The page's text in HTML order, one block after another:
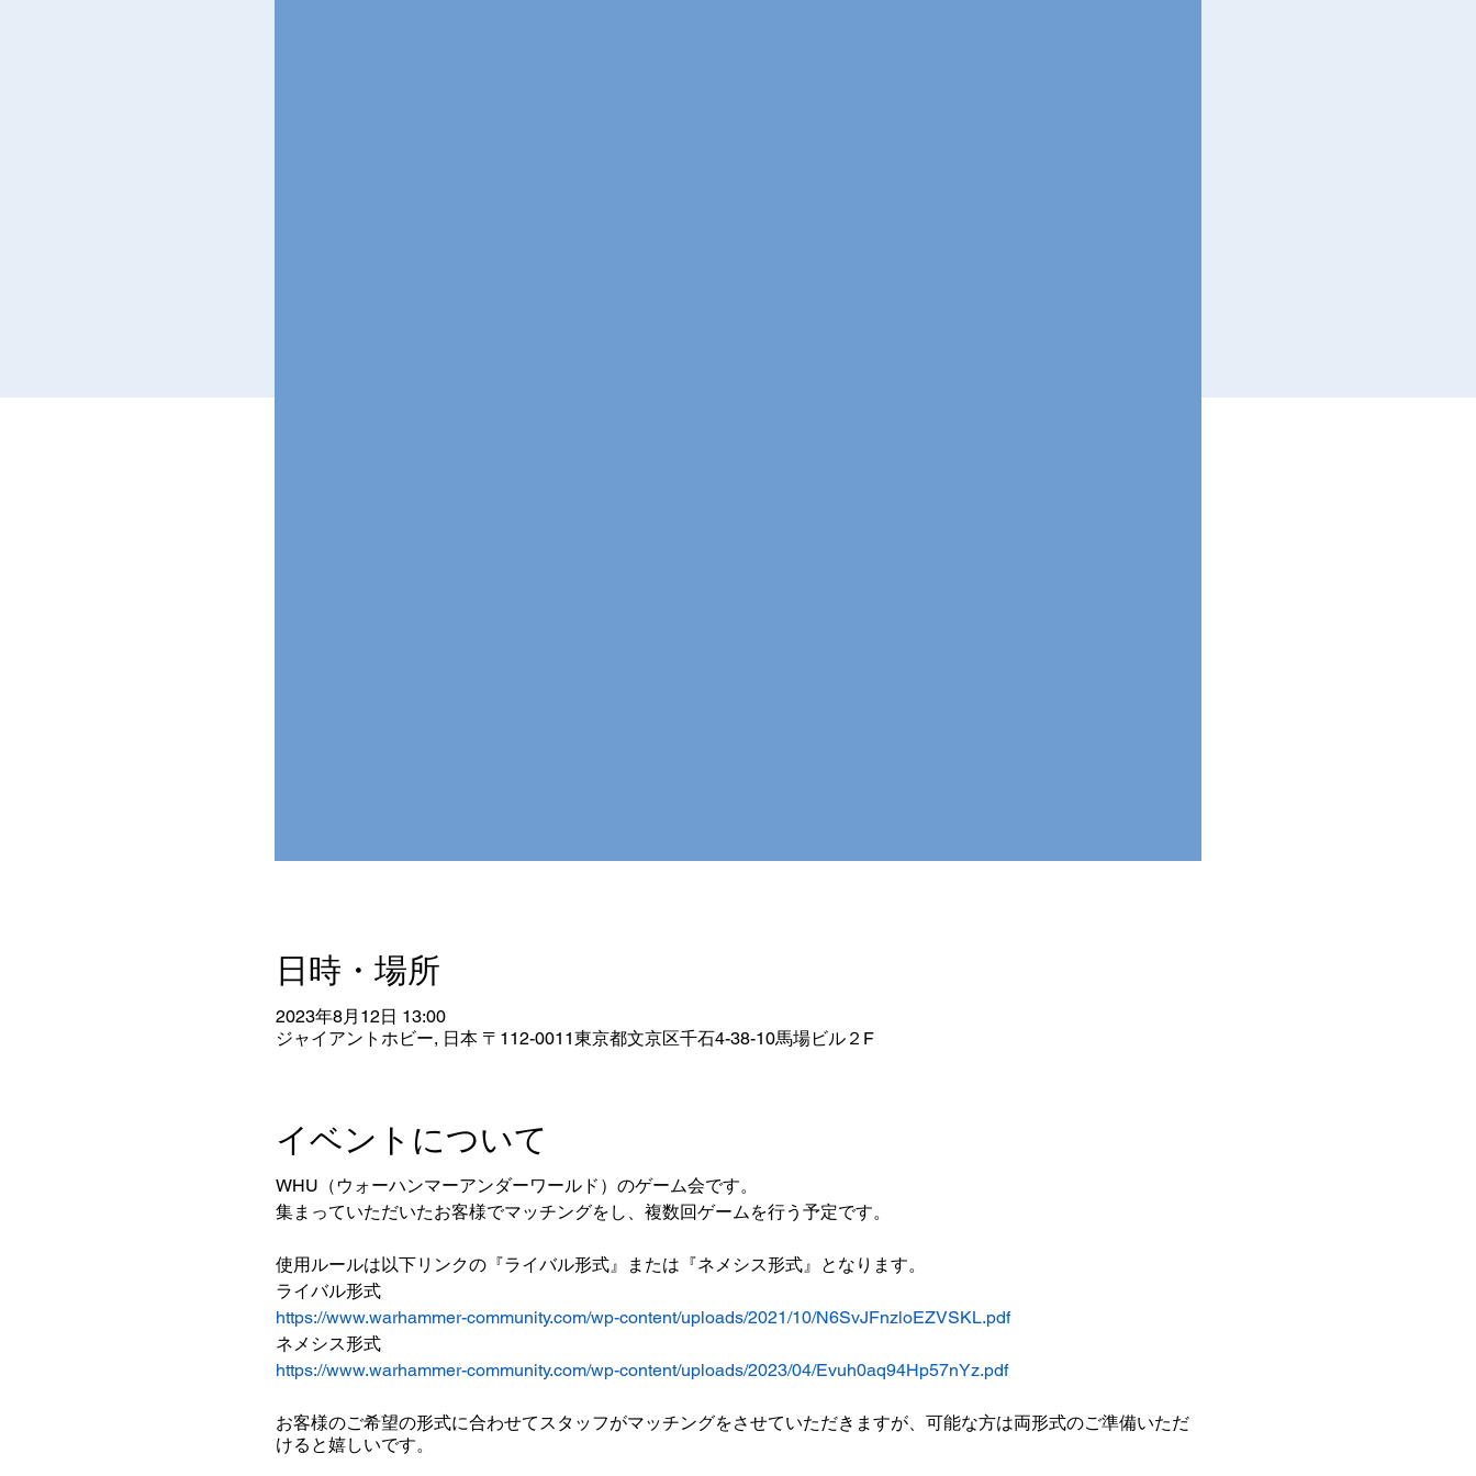
日時・場所
2023年8月12日 13:00
ジャイアントホビー, 日本 〒112-0011東京都文京区千石4-38-10馬場ビル２F
イベントについて
WHU（ウォーハンマーアンダーワールド）のゲーム会です。
集まっていただいたお客様でマッチングをし、複数回ゲームを行う予定です。
使用ルールは以下リンクの『ライバル形式』または『ネメシス形式』となります。
ライバル形式
https://www.warhammer-community.com/wp-content/uploads/2021/10/N6SvJFnzloEZVSKL.pdf
ネメシス形式
https://www.warhammer-community.com/wp-content/uploads/2023/04/Evuh0aq94Hp57nYz.pdf
お客様のご希望の形式に合わせてスタッフがマッチングをさせていただきますが、可能な方は両形式のご準備いただ
けると嬉しいです。